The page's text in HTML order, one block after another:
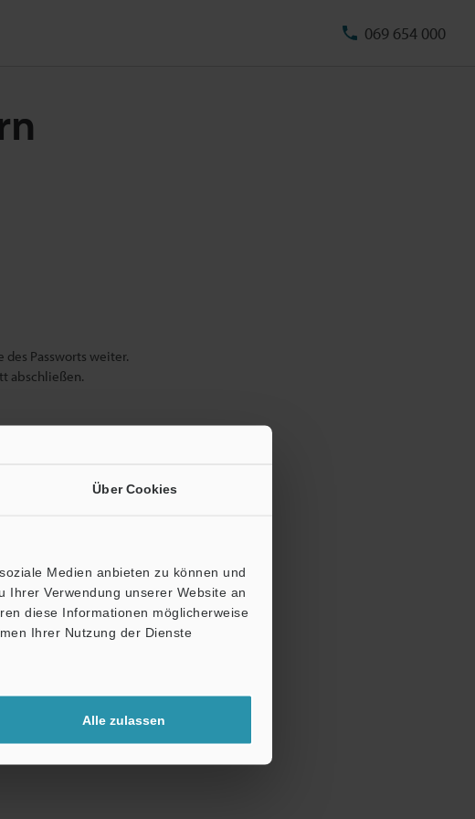
Über Cookies
Medien anbieten zu können und
Verwendung unserer Website an
diese Informationen möglicherweise
Ihrer Nutzung der Dienste
Alle zulassen
069 654 000
Passworts weiter.
abschließen.